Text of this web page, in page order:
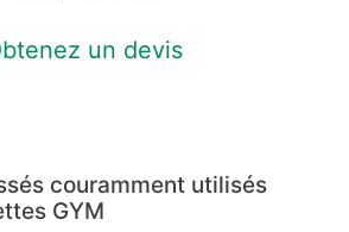
un devis
couramment utilisés
GYM